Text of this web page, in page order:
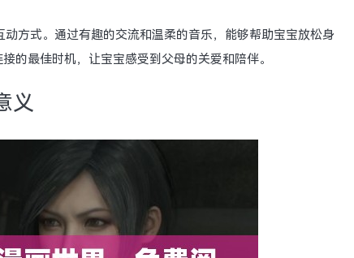
方式。通过有趣的交流和温柔的音乐，能够帮助宝宝放松身
的最佳时机，让宝宝感受到父母的关爱和陪伴。
义